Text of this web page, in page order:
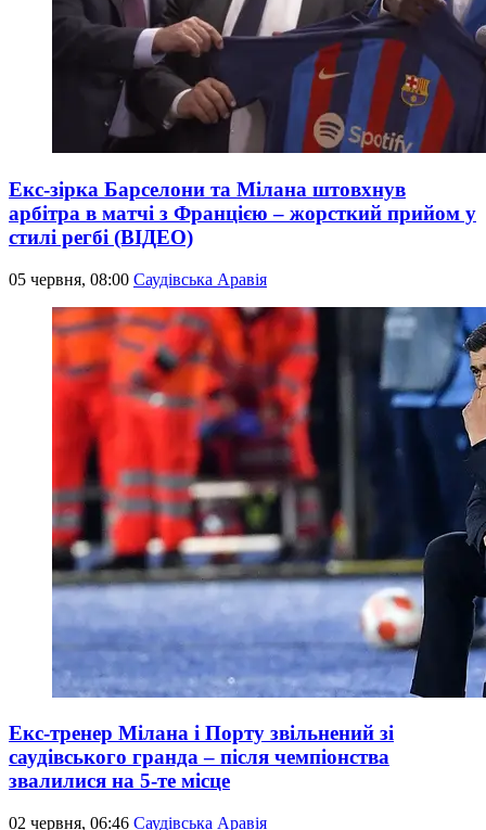
Екс-зірка Барселони та Мілана штовхнув
арбітра в матчі з Францією – жорсткий прийом у
стилі регбі (ВІДЕО)
05 червня, 08:00 Саудівська Аравія
Екс-тренер Мілана і Порту звільнений зі
саудівського гранда – після чемпіонства
звалилися на 5-те місце
02 червня, 06:46 Саудівська Аравія